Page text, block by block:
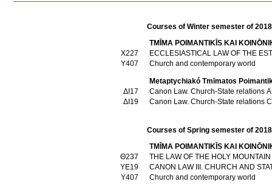
Courses of Winter semester of
TMĪMA POIMANTIKĪS KAI
Χ227
ECCLESIASTICAL LAW OF THE
Υ407
Church and contemporary world
Metaptychiakó Tmīmatos
ΔΙ17
Canon Law. Church-State relations A
ΔΙ19
Canon Law. Church-State relations C
Courses of Spring semester of
TMĪMA POIMANTIKĪS KAI
Θ237
THE LAW OF THE HOLY MOUNTAIN
ΥΕ19
CANON LAW III. CHURCH AND
Υ407
Church and contemporary world